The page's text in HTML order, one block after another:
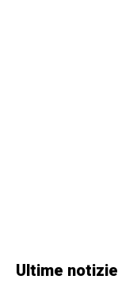
Ultime notizie